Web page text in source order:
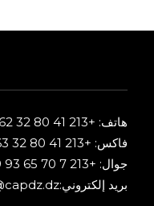
هاتف: +213 41 80 32 62
فاكس: +213 41 80 32 63
جوال: +213 7 70 65 93 89
بريد إلكتروني:contact@capdz.dz